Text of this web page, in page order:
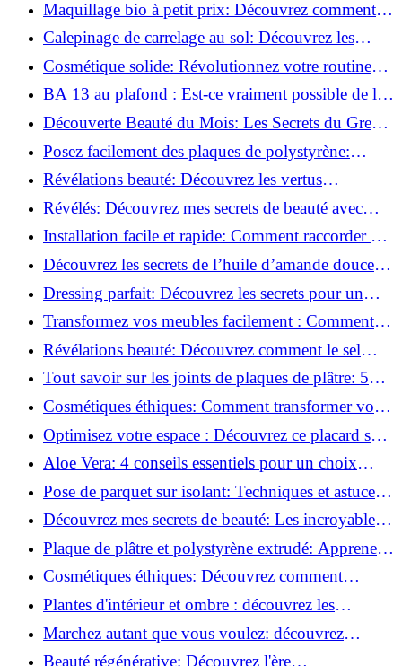
Maquillage bio à petit prix: Découvrez comment
s'équiper pour moins de 50€!
Calepinage de carrelage au sol: Découvrez les
astuces incontournables!
Cosmétique solide: Révolutionnez votre routine
beauté pour zéro déchet!
BA 13 au plafond : Est-ce vraiment possible de les
coller ?
Découverte Beauté du Mois: Les Secrets du Green
Glamour !
Posez facilement des plaques de polystyrène:
Transformez votre plafond sans effort !
Révélations beauté: Découvrez les vertus
insoupçonnées de l'huile de coco!
Révélés: Découvrez mes secrets de beauté avec
l'huile de ricin!
Installation facile et rapide: Comment raccorder un
luminaire au plafond!
Découvrez les secrets de l’huile d’amande douce :
Pourquoi vous devez l'adopter!
Dressing parfait: Découvrez les secrets pour un
rangement optimal!
Transformez vos meubles facilement : Comment
installer des roulettes en un clin d'œil !
Révélations beauté: Découvrez comment le sel
transforme votre routine!
Tout savoir sur les joints de plaques de plâtre: 5
questions clés pour comprendre les fissures!
Cosmétiques éthiques: Comment transformer votre
routine beauté!
Optimisez votre espace : Découvrez ce placard sous
rampant à portes coulissantes!
Aloe Vera: 4 conseils essentiels pour un choix
parfait!
Pose de parquet sur isolant: Techniques et astuces
pour un sol parfait!
Découvrez mes secrets de beauté: Les incroyables
vertus du raisin!
Plaque de plâtre et polystyrène extrudé: Apprenez
à les coller efficacement!
Cosmétiques éthiques: Découvrez comment
transformer votre routine beauté!
Plantes d'intérieur et ombre : découvrez les
meilleures pour votre maison !
Marchez autant que vous voulez: découvrez
pourquoi c'est bénéfique!
Beauté régénérative: Découvrez l'ère